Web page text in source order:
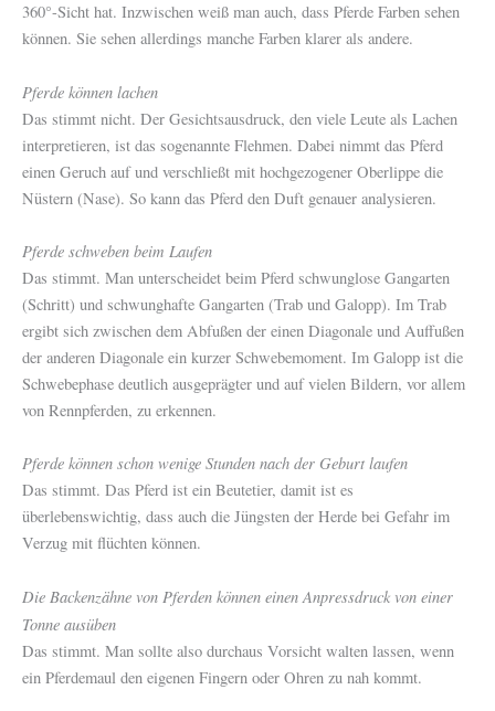
360°-Sicht hat. Inzwischen weiß man auch, dass Pferde Farben sehen
können. Sie sehen allerdings manche Farben klarer als andere.
Pferde können lachen
Das stimmt nicht. Der Gesichtsausdruck, den viele Leute als Lachen
interpretieren, ist das sogenannte Flehmen. Dabei nimmt das Pferd
einen Geruch auf und verschließt mit hochgezogener Oberlippe die
Nüstern (Nase). So kann das Pferd den Duft genauer analysieren.
Pferde schweben beim Laufen
Das stimmt. Man unterscheidet beim Pferd schwunglose Gangarten
(Schritt) und schwunghafte Gangarten (Trab und Galopp). Im Trab
ergibt sich zwischen dem Abfußen der einen Diagonale und Auffußen
der anderen Diagonale ein kurzer Schwebemoment. Im Galopp ist die
Schwebephase deutlich ausgeprägter und auf vielen Bildern, vor allem
von Rennpferden, zu erkennen.
Pferde können schon wenige Stunden nach der Geburt laufen
Das stimmt. Das Pferd ist ein Beutetier, damit ist es
überlebenswichtig, dass auch die Jüngsten der Herde bei Gefahr im
Verzug mit flüchten können.
Die Backenzähne von Pferden können einen Anpressdruck von einer
Tonne ausüben
Das stimmt. Man sollte also durchaus Vorsicht walten lassen, wenn
ein Pferdemaul den eigenen Fingern oder Ohren zu nah kommt.